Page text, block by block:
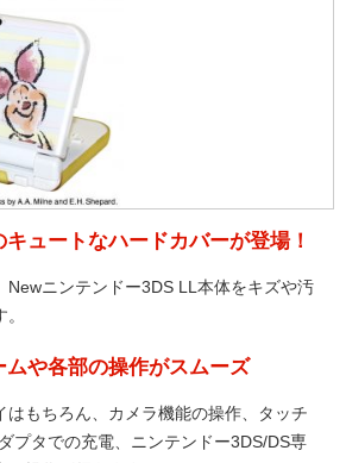
ュートなハードカバーが登場！
Newニンテンドー3DS LL本体をキズや汚
や各部の操作がスムーズ
はもちろん、カメラ機能の操作、タッチ
プタでの充電、ニンテンドー3DS/DS専